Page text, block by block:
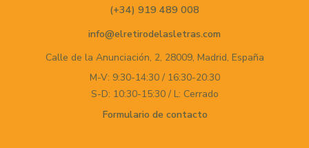
(+34) 919 489 008
info@elretirodelasletras.com
Calle de la Anunciación, 2, 28009, Madrid, España
M-V: 9:30-14:30 / 16:30-20:30
S-D: 10:30-15:30 / L: Cerrado
Formulario de contacto